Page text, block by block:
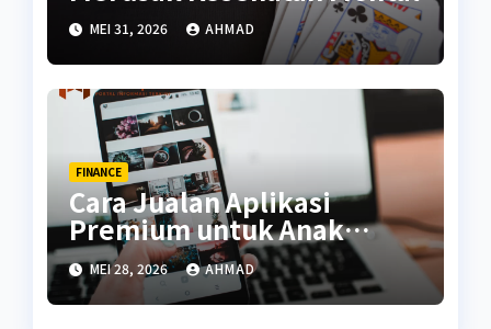
MEI 31, 2026 AHMAD
FINANCE
Cara Jualan Aplikasi
Premium untuk Anak
Kuliah
MEI 28, 2026 AHMAD